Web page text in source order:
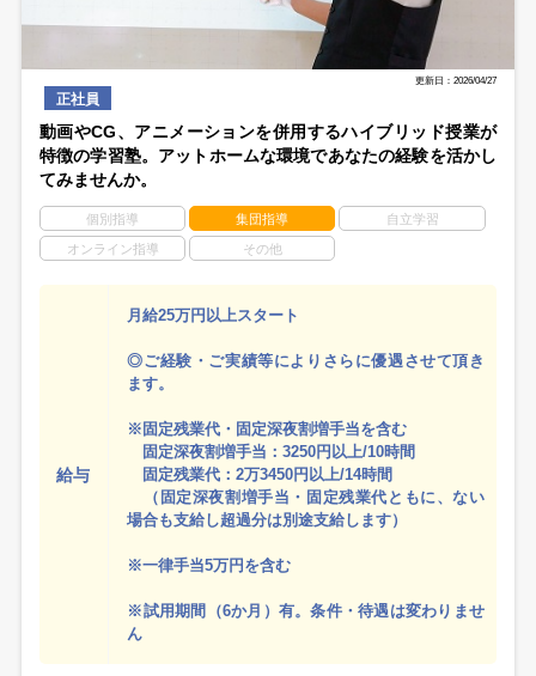
更新日：2026/04/27
正社員
動画やCG、アニメーションを併用するハイブリッド授業が
特徴の学習塾。アットホームな環境であなたの経験を活かし
てみませんか。
個別指導 集団指導 自立学習
オンライン指導 その他
給与
月給25万円以上スタート
◎ご経験・ご実績等によりさらに優遇させて頂き
ます。
※固定残業代・固定深夜割増手当を含む
固定深夜割増手当：3250円以上/10時間
固定残業代：2万3450円以上/14時間
（固定深夜割増手当・固定残業代ともに、ない
場合も支給し超過分は別途支給します）
※一律手当5万円を含む
※試用期間（6か月）有。条件・待遇は変わりませ
ん